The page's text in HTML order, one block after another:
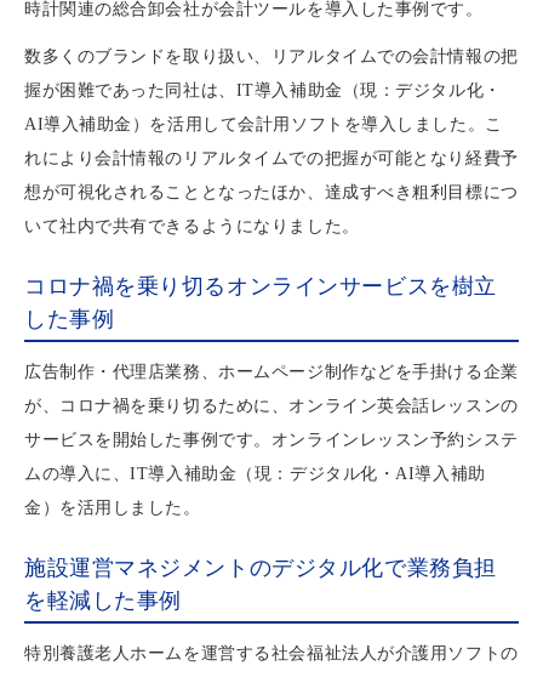
時計関連の総合卸会社が会計ツールを導入した事例です。
数多くのブランドを取り扱い、リアルタイムでの会計情報の把
握が困難であった同社は、IT導入補助金（現：デジタル化・
AI導入補助金）を活用して会計用ソフトを導入しました。こ
れにより会計情報のリアルタイムでの把握が可能となり経費予
想が可視化されることとなったほか、達成すべき粗利目標につ
いて社内で共有できるようになりました。
コロナ禍を乗り切るオンラインサービスを樹立
した事例
広告制作・代理店業務、ホームページ制作などを手掛ける企業
が、コロナ禍を乗り切るために、オンライン英会話レッスンの
サービスを開始した事例です。オンラインレッスン予約システ
ムの導入に、IT導入補助金（現：デジタル化・AI導入補助
金）を活用しました。
施設運営マネジメントのデジタル化で業務負担
を軽減した事例
特別養護老人ホームを運営する社会福祉法人が介護用ソフトの